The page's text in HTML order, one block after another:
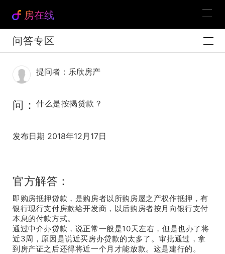
房在线
问答专区
提问者：乐欣房产
问： 什么是按揭贷款？
发布日期 2018年12月17日
官方解答：
即购房抵押贷款，是购房者以所购房屋之产权作抵押，有
银行现行支付房款给开发商，以后购房者按月向银行支付
本息的付款方式。
通过中介办贷款，说正常一般是10天左右，但是也办了将
近3周，原因是说近买房办贷款的太多了。审批通过，拿
到房产证之后还得将近一个月才能放款。这是建行的。